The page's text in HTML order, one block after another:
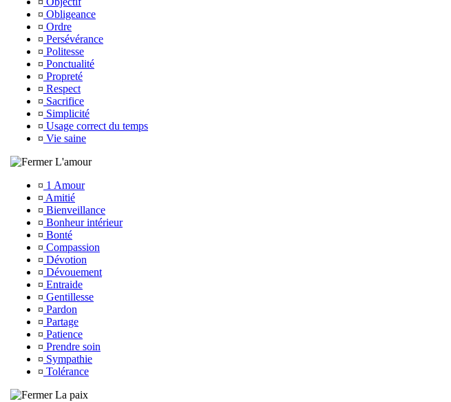
¤ Obligeance
¤ Ordre
¤ Persévérance
¤ Politesse
¤ Ponctualité
¤ Propreté
¤ Respect
¤ Sacrifice
¤ Simplicité
¤ Usage correct du temps
¤ Vie saine
L'amour
¤ 1 Amour
¤ Amitié
¤ Bienveillance
¤ Bonheur intérieur
¤ Bonté
¤ Compassion
¤ Dévotion
¤ Dévouement
¤ Entraide
¤ Gentillesse
¤ Pardon
¤ Partage
¤ Patience
¤ Prendre soin
¤ Sympathie
¤ Tolérance
La paix